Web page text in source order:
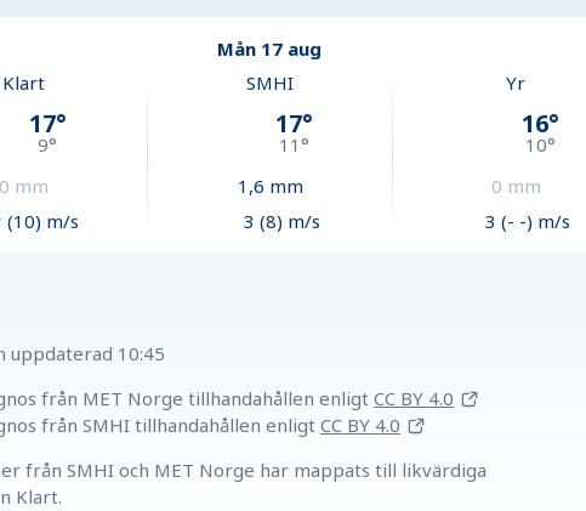
Mån 17 aug
Klart
17°
9°
0 mm
(10) m/s
SMHI
17°
11 °
1,6 mm
3 (8) m/s
Yr
16°
10°
0 mm
3 (- -) m/s
uppdaterad 10:45
från MET Norge tillhandahållen enligt CC BY 4.0
från SMHI tillhandahållen enligt CC BY 4.0
från SMHI och MET Norge har mappats till likvärdiga
Klart.